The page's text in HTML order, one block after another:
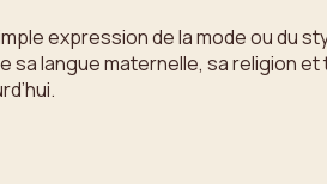
expression de la mode ou
langue maternelle, sa religion